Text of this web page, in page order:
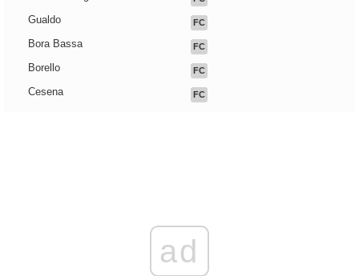
Gualdo FC
Bora Bassa FC
Borello FC
Cesena FC
ad